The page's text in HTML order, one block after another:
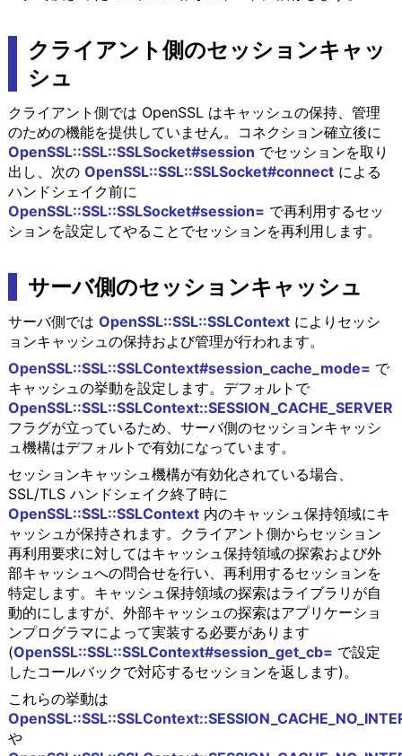
クライアント側のセッションキャッ
シュ
クライアント側では OpenSSL はキャッシュの保持、管理
のための機能を提供していません。コネクション確立後に
OpenSSL::SSL::SSLSocket#session でセッションを取り
出し、次の OpenSSL::SSL::SSLSocket#connectによる
ハンドシェイク前に
OpenSSL::SSL::SSLSocket#session= で再利用するセッ
ションを設定してやることでセッションを再利用します。
サーバ側のセッションキャッシュ
サーバ側では OpenSSL::SSL::SSLContextによりセッシ
ョンキャッシュの保持および管理が行われます。
OpenSSL::SSL::SSLContext#session_cache_mode= で
キャッシュの挙動を設定します。デフォルトで
OpenSSL::SSL::SSLContext::SESSION_CACHE_SERVER
フラグが立っているため、サーバ側のセッションキャッシ
ュ機構はデフォルトで有効になっています。
セッションキャッシュ機構が有効化されている場合、
SSL/TLS ハンドシェイク終了時に
OpenSSL::SSL::SSLContext内のキャッシュ保持領域にキ
ャッシュが保持されます。クライアント側からセッション
再利用要求に対してはキャッシュ保持領域の探索および外
部キャッシュへの問合せを行い、再利用するセッションを
特定します。キャッシュ保持領域の探索はライブラリが自
動的にしますが、外部キャッシュの探索はアプリケーショ
ンプログラマによって実装する必要があります
(OpenSSL::SSL::SSLContext#session_get_cb= で設定
したコールバックで対応するセッションを返します)。
これらの挙動は
や